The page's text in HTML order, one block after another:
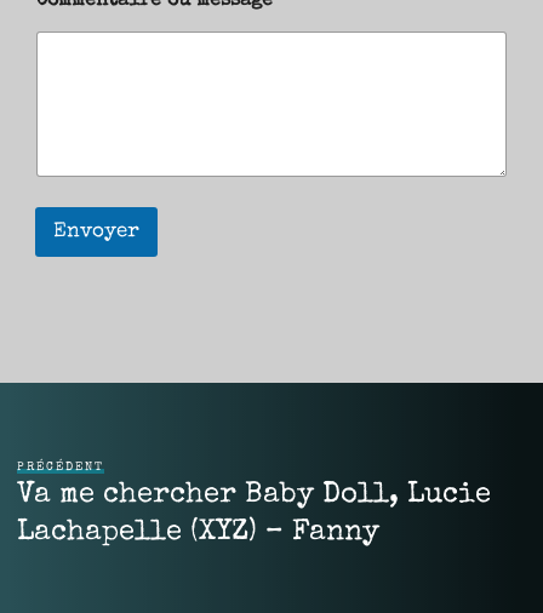
Envoyer
PRÉCÉDENT
Va me chercher Baby Doll, Lucie
Lachapelle (XYZ) – Fanny